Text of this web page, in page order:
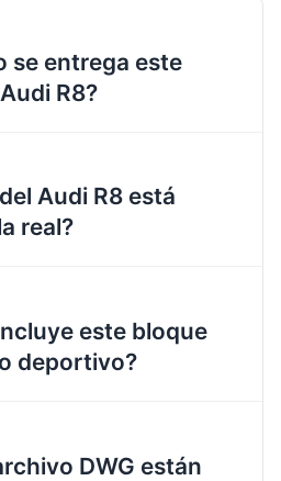
se entrega este
R8?
Audi R8 está
real?
este bloque
deportivo?
DWG están